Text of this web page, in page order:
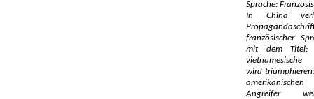
Sprache:
In China
französischer
mit dem Titel:
vietnamesische
wird
amerikanischen
Angreifer